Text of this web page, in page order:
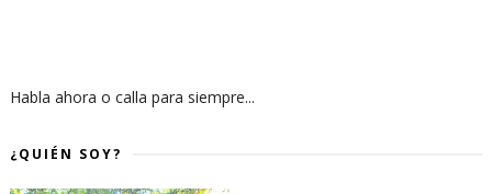
Habla ahora o calla para siempre...
¿QUIÉN SOY?